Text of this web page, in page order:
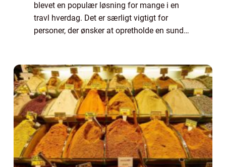
blevet en populær løsning for mange i en
travl hverdag. Det er særligt vigtigt for
personer, der ønsker at opretholde en sund